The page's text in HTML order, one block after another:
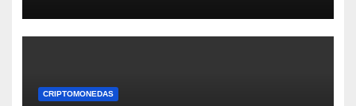
CRIPTOMONEDAS